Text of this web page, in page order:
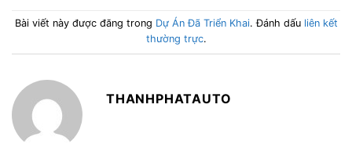
Bài viết này được đăng trong Dự Án Đã Triển Khai. Đánh dấu liên kết
thường trực.
THANHPHATAUTO